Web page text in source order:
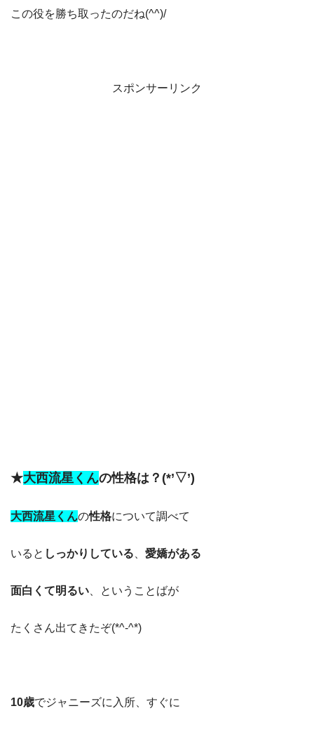
この役を勝ち取ったのだね(^^)/
スポンサーリンク
★大西流星くんの性格は？(*’▽’)
大西流星くんの性格について調べて
いると しっかりしている 愛嬌がある
面白くて明るい 、ということばが
たくさん出てきたぞ(*^-^*)
10歳でジャニーズに入所、すぐに